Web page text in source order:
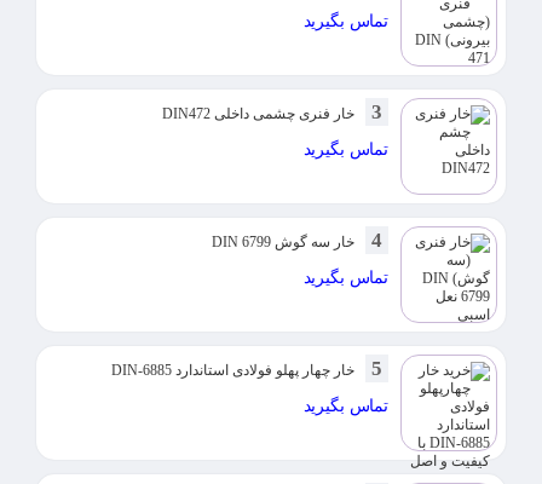
تماس بگیرید
3 خار فنری چشمی داخلی DIN472
تماس بگیرید
4 خار سه گوش DIN 6799
تماس بگیرید
5 خار چهار پهلو فولادی استاندارد DIN-6885
تماس بگیرید